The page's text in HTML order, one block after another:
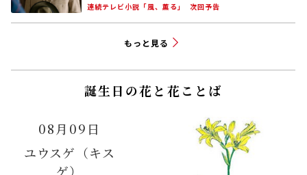
連続テレビ小説「風、薫る」
次回予告
もっと見る
誕生日の花と花ことば
08月09日
ユウスゲ（キス
ゲ）